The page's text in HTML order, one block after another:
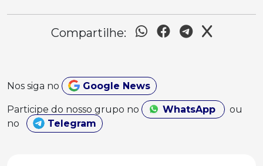
Compartilhe:
Nos siga no Google News
Participe do nosso grupo no WhatsApp
ou
no
Telegram